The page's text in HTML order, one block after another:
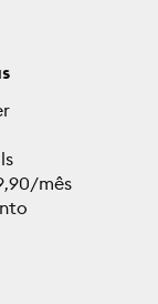
mês